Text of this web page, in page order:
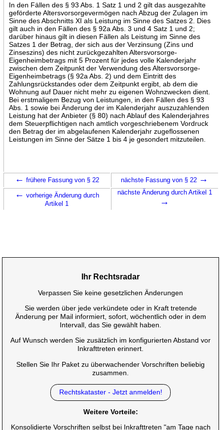
In den Fällen des § 93 Abs. 1 Satz 1 und 2 gilt das ausgezahlte
geförderte Altersvorsorgevermögen nach Abzug der Zulagen im
Sinne des Abschnitts XI als Leistung im Sinne des Satzes 2. Dies
gilt auch in den Fällen des § 92a Abs. 3 und 4 Satz 1 und 2;
darüber hinaus gilt in diesen Fällen als Leistung im Sinne des
Satzes 1 der Betrag, der sich aus der Verzinsung (Zins und
Zinseszins) des nicht zurückgezahlten Altersvorsorge-
Eigenheimbetrags mit 5 Prozent für jedes volle Kalenderjahr
zwischen dem Zeitpunkt der Verwendung des Altersvorsorge-
Eigenheimbetrags (§ 92a Abs. 2) und dem Eintritt des
Zahlungsrückstandes oder dem Zeitpunkt ergibt, ab dem die
Wohnung auf Dauer nicht mehr zu eigenen Wohnzwecken dient.
Bei erstmaligem Bezug von Leistungen, in den Fällen des § 93
Abs. 1 sowie bei Änderung der im Kalenderjahr auszuzahlenden
Leistung hat der Anbieter (§ 80) nach Ablauf des Kalenderjahres
dem Steuerpflichtigen nach amtlich vorgeschriebenem Vordruck
den Betrag der im abgelaufenen Kalenderjahr zugeflossenen
Leistungen im Sinne der Sätze 1 bis 4 je gesondert mitzuteilen.
← frühere Fassung von § 22 nächste Fassung von § 22 →
← vorherige Änderung durch
Artikel 1
nächste Änderung durch Artikel 1
→
Ihr Rechtsradar
Verpassen Sie keine gesetzlichen Änderungen
Sie werden über jede verkündete oder in Kraft tretende
Änderung per Mail informiert, sofort, wöchentlich oder in dem
Intervall, das Sie gewählt haben.
Auf Wunsch werden Sie zusätzlich im konfigurierten Abstand vor
Inkrafttreten erinnert.
Stellen Sie Ihr Paket zu überwachender Vorschriften beliebig
zusammen.
Rechtskataster - Jetzt anmelden!
Weitere Vorteile:
Konsolidierte Vorschriften selbst bei Inkrafttreten "am Tage nach